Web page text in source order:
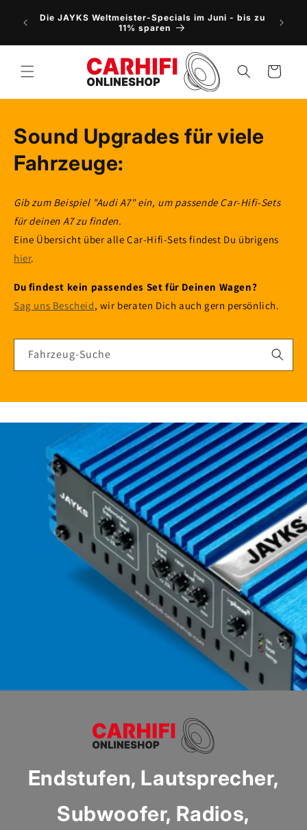
Inhalt
Die JAYKS Weltmeister-Specials im Juni - bis zu
11% sparen
Warenkorb
Sound Upgrades für viele
Fahrzeuge:
Gib zum Beispiel "Audi A7" ein, um passende Car-Hifi-Sets
für deinen A7 zu finden.
Eine Übersicht über alle Car-Hifi-Sets findest Du übrigens
hier.
Du findest kein passendes Set für Deinen Wagen?
Sag uns Bescheid, wir beraten Dich auch gern persönlich.
Fahrzeug-Suche
Endstufen, Lautsprecher,
Subwoofer, Radios,